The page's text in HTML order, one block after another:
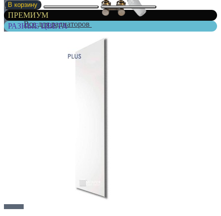
Все для радиаторов
Смотреть все...
В корзину
ПРЕМИУМ
РАЗНЫЕ ЦВЕТА